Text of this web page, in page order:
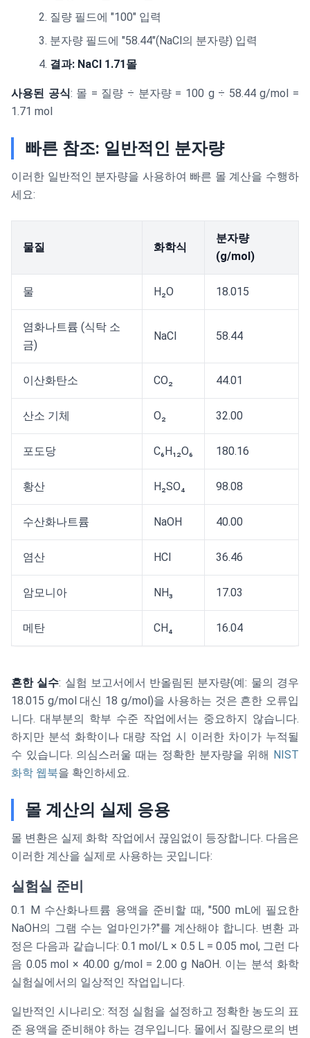
질량 필드에 "100" 입력
분자량 필드에 "58.44"(NaCl의 분자량) 입력
결과: NaCl 1.71몰
사용된 공식: 몰 = 질량 ÷ 분자량 = 100 g ÷ 58.44 g/mol =
1.71 mol
빠른 참조: 일반적인 분자량
이러한 일반적인 분자량을 사용하여 빠른 몰 계산을 수행하
세요:
물질 화학식
분자량
(g/mol)
물 H₂O 18.015
염화나트륨 (식탁 소
금)
NaCl 58.44
이산화탄소 CO₂ 44.01
산소 기체 O₂ 32.00
포도당 C₆H₁₂O₆ 180.16
황산 H₂SO₄ 98.08
수산화나트륨 NaOH 40.00
염산 HCl 36.46
암모니아 NH₃ 17.03
메탄 CH₄ 16.04
흔한 실수: 실험 보고서에서 반올림된 분자량(예: 물의 경우
18.015 g/mol 대신 18 g/mol)을 사용하는 것은 흔한 오류입
니다. 대부분의 학부 수준 작업에서는 중요하지 않습니다.
하지만 분석 화학이나 대량 작업 시 이러한 차이가 누적될
수 있습니다. 의심스러울 때는 정확한 분자량을 위해 NIST
화학 웹북을 확인하세요.
몰 계산의 실제 응용
몰 변환은 실제 화학 작업에서 끊임없이 등장합니다. 다음은
이러한 계산을 실제로 사용하는 곳입니다:
실험실 준비
0.1 M 수산화나트륨 용액을 준비할 때, "500 mL에 필요한
NaOH의 그램 수는 얼마인가?"를 계산해야 합니다. 변환 과
정은 다음과 같습니다: 0.1 mol/L × 0.5 L = 0.05 mol, 그런 다
음 0.05 mol × 40.00 g/mol = 2.00 g NaOH. 이는 분석 화학
실험실에서의 일상적인 작업입니다.
일반적인 시나리오: 적정 실험을 설정하고 정확한 농도의 표
준 용액을 준비해야 하는 경우입니다. 몰에서 질량으로의 변